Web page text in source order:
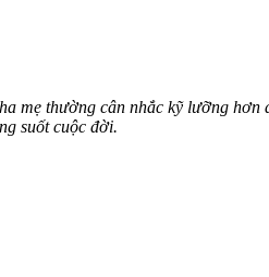
mẹ thường cân nhắc kỹ lưỡng
suốt cuộc đời.